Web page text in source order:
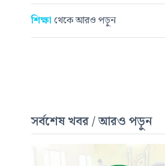
শিক্ষা থেকে আরও পড়ুন
সর্বশেষ খবর / আরও পড়ুন